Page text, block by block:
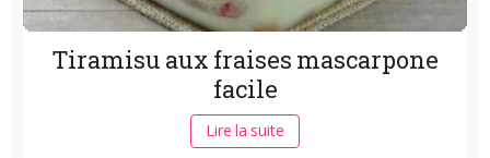
Tiramisu aux fraises mascarpone
facile
Lire la suite